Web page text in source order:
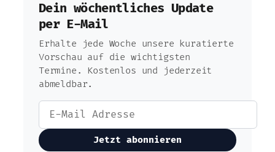
Dein wöchentliches Update
per E-Mail
Erhalte jede Woche unsere kuratierte
Vorschau auf die wichtigsten
Termine. Kostenlos und jederzeit
abmeldbar.
Jetzt abonnieren